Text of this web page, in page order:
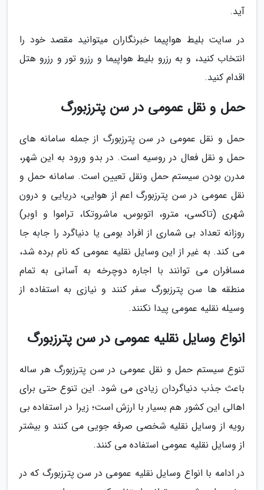
آید.
در سایت بلیط هواپیما خبرنگاران میتوانید مقصد خود را
انتخاب کنید، و به رزرو بلیط هواپیما و رزرو تور و رزرو هتل
اقدام کنید.
حمل و نقل عمومی در سن پترزبورگ
حمل و نقل عمومی در سن پترزبورگ از جمله سامانه های
حمل و نقل فعال در روسیه است. در بدو ورود به این شهر،
مدرن بودن سیستم حمل ونقل تعیین است. سامانه حمل و
نقل عمومی در سن پترزبورگ اعم از هوایی، دریایی و درون
شهری (تاکسی، مترو، اتوبوس، ماشروتکا، تراموا و اوبر)
روزانه تعداد بی شماری از افراد بومی یا دنیاگرد را جابه جا
می کند. به غیر از این وسایل نقلیه عمومی که نام برده شد،
مسافران می توانند با اجاره دوچرخه به آسانی به تمام
منطقه ها سن پترزبورگ سفر کنند و نیازی به استفاده از
وسیله نقلیه عمومی پیدا نکنند.
انواع وسایل نقلیه عمومی در سن پترزبورگ
تنوع سیستم حمل و نقل عمومی در سن پترزبورگ هر ساله
باعث جذب دنیاگردان زیادی می شود. این تنوع حتی برای
اهالی این کشور هم بسیار با ارزش است؛ زیرا در استفاده بی
رویه از وسایل نقلیه شخصی صرفه جویی می کنند و بیشتر
از وسایل نقلیه عمومی استفاده می کنند.
در ادامه با انواع وسایل نقلیه عمومی در سن پترزبورگ که در